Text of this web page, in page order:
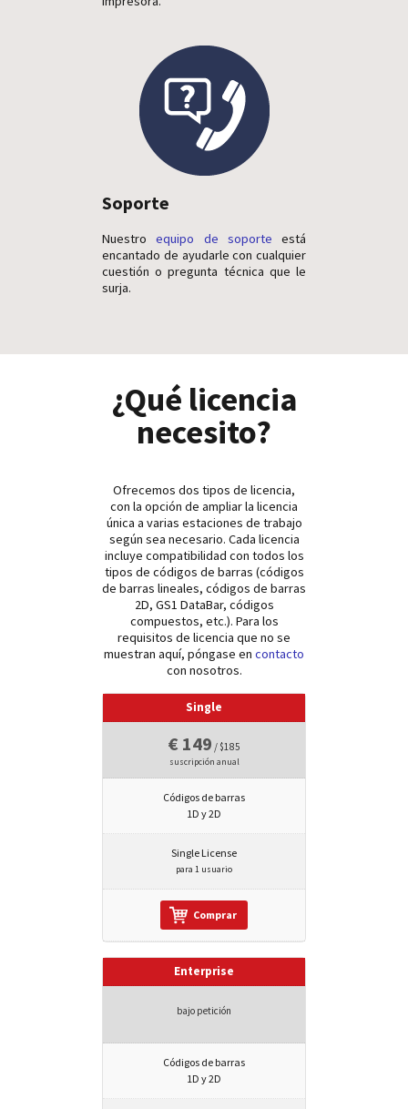
Soporte
Nuestroequipo de soporte está
encantado de ayudarle con cualquier
cuestión o pregunta técnica que le
surja.
¿Qué licencia
necesito?
Ofrecemos dos tipos de licencia,
con la opción de ampliar la licencia
única a varias estaciones de trabajo
según sea necesario. Cada licencia
incluye compatibilidad con todos los
tipos de códigos de barras (códigos
de barras lineales, códigos de barras
2D, GS1 DataBar, códigos
compuestos, etc.). Para los
requisitos de licencia que no se
muestran aquí, póngase en contacto
con nosotros.
Single
€ 149 / $185
suscripción anual
Códigos de barras
1D y 2D
Single License
para 1 usuario
Comprar
Enterprise
bajo petición
Códigos de barras
1D y 2D